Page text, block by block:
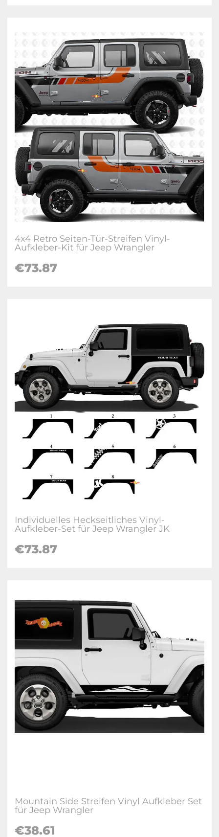
4x4 Retro Seiten-Tür-Streifen Vinyl-
Aufkleber-Kit für Jeep Wrangler
€73.87
Individuelles Heckseitliches Vinyl-
Aufkleber-Set für Jeep Wrangler JK
€73.87
Mountain Side Streifen Vinyl Aufkleber Set
für Jeep Wrangler
€38.61